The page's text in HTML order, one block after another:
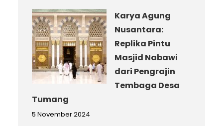
Karya Agung
Nusantara:
Replika Pintu
Masjid Nabawi
dari Pengrajin
Tembaga Desa
Tumang
5 November 2024